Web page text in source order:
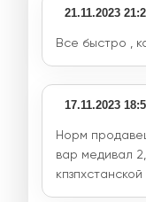
21.11.2023
Все быстро ,
17.11.2023
Норм
вар медивал